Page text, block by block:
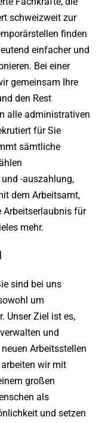
schweizweit zur
finden
einfacher und
Bei einer
gemeinsam Ihre
den Rest
alle administrativen
für Sie
sämtliche
-auszahlung,
dem Arbeitsamt,
Arbeitserlaubnis für
mehr.
sind bei uns
um
Unser Ziel ist es,
und
Arbeitsstellen
wir mit
großen
als
und setzen